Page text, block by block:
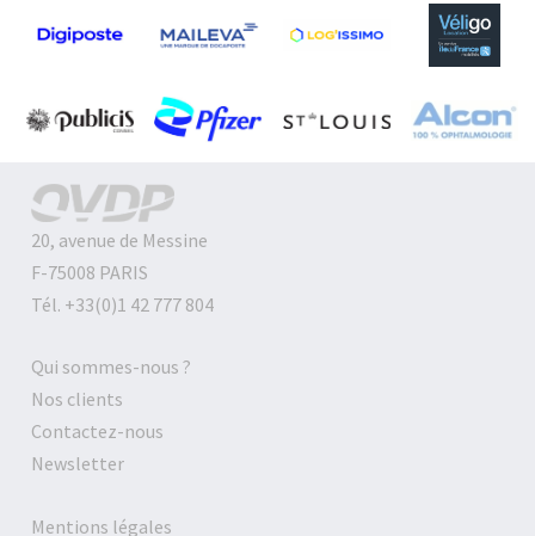
20, avenue de Messine
F-75008 PARIS
Tél. +33(0)1 42 777 804
Qui sommes-nous ?
Nos clients
Contactez-nous
Newsletter
Mentions légales